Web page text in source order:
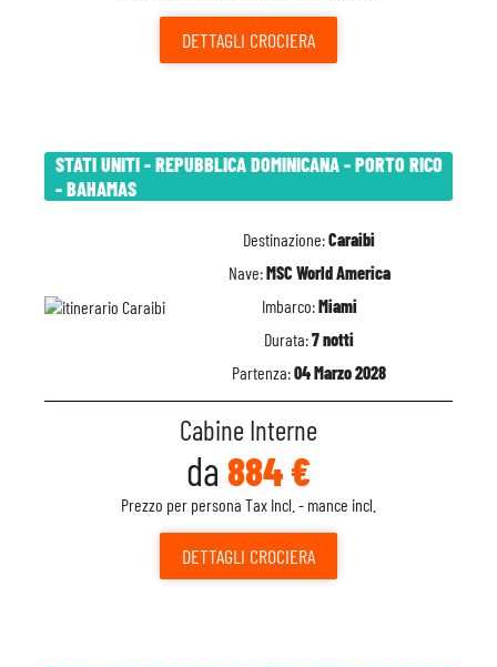
DETTAGLI CROCIERA
STATI UNITI - REPUBBLICA DOMINICANA - PORTO RICO
- BAHAMAS
Destinazione:Caraibi
Nave:MSC World America
Imbarco:Miami
Durata:7 notti
Partenza:04 Marzo 2028
Cabine Interne
da 884 €
Prezzo per persona Tax Incl. - mance incl.
DETTAGLI CROCIERA